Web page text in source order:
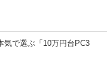
気で選ぶ「10万円台PC3